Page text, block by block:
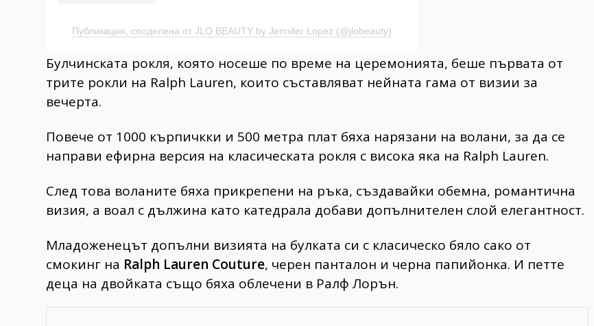
Публикация, споделена от JLO BEAUTY by Jennifer Lopez (@jlobeauty)
Булчинската рокля, която носеше по време на церемонията, беше първата от
трите рокли на Ralph Lauren, които съставляват нейната гама от визии за
вечерта.
Повече от 1000 кърпичкки и 500 метра плат бяха нарязани на волани, за да се
направи ефирна версия на класическата рокля с висока яка на Ralph Lauren.
След това воланите бяха прикрепени на ръка, създавайки обемна, романтична
визия, а воал с дължина като катедрала добави допълнителен слой елегантност.
Младоженецът допълни визията на булката си с класическо бяло сако от
смокинг на Ralph Lauren Couture, черен панталон и черна папийонка. И петте
деца на двойката също бяха облечени в Ралф Лорън.